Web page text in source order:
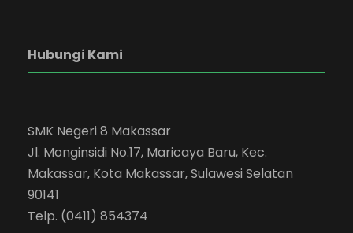
Hubungi Kami
SMK Negeri 8 Makassar
Jl. Monginsidi No.17, Maricaya Baru, Kec.
Makassar, Kota Makassar, Sulawesi Selatan
90141
Telp. (0411) 854374